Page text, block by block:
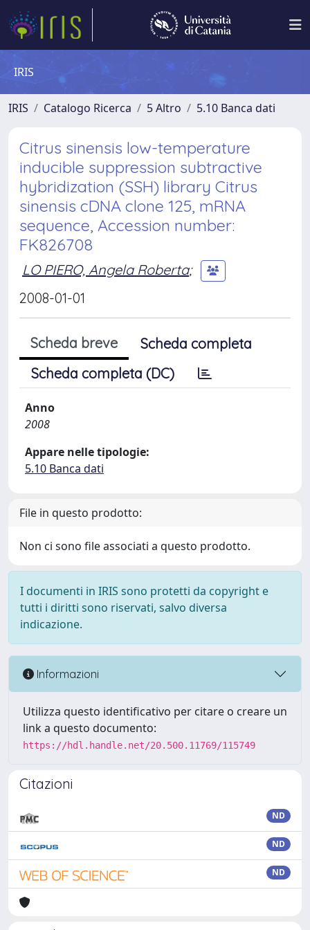
IRIS
IRIS Catalogo Ricerca 5 Altro 5.10 Banca dati
Citrus sinensis low-temperature
inducible suppression subtractive
hybridization (SSH) library Citrus
sinensis cDNA clone 125, mRNA
sequence, Accession number:
FK826708
LO PIERO, Angela Roberta;
2008-01-01
Scheda breve
Scheda completa
Scheda completa (DC)
Anno
2008
Appare nelle tipologie:
5.10 Banca dati
File in questo prodotto:
Non ci sono file associati a questo prodotto.
I documenti in IRIS sono protetti da copyright e
tutti i diritti sono riservati, salvo diversa
indicazione.
Informazioni
Utilizza questo identificativo per citare o creare un
link a questo documento:
https://hdl.handle.net/20.500.11769/115749
Citazioni
ND
ND
ND